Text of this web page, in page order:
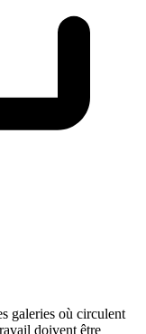
galeries où circulent
doivent être